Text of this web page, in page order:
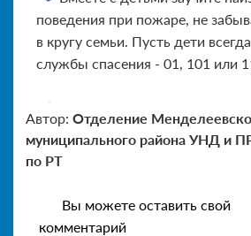
поведения при пожаре, не
в кругу семьи. Пусть дети
службы спасения - 01, 101 или
Автор: Отделение
муниципального района УНД и
по РТ
Вы можете оставить свой
комментарий